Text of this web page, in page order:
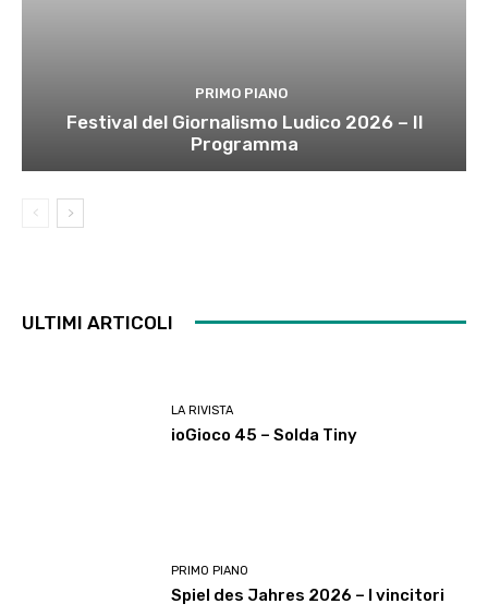
PRIMO PIANO
Festival del Giornalismo Ludico 2026 – Il
Programma
ULTIMI ARTICOLI
LA RIVISTA
ioGioco 45 – Solda Tiny
PRIMO PIANO
Spiel des Jahres 2026 – I vincitori